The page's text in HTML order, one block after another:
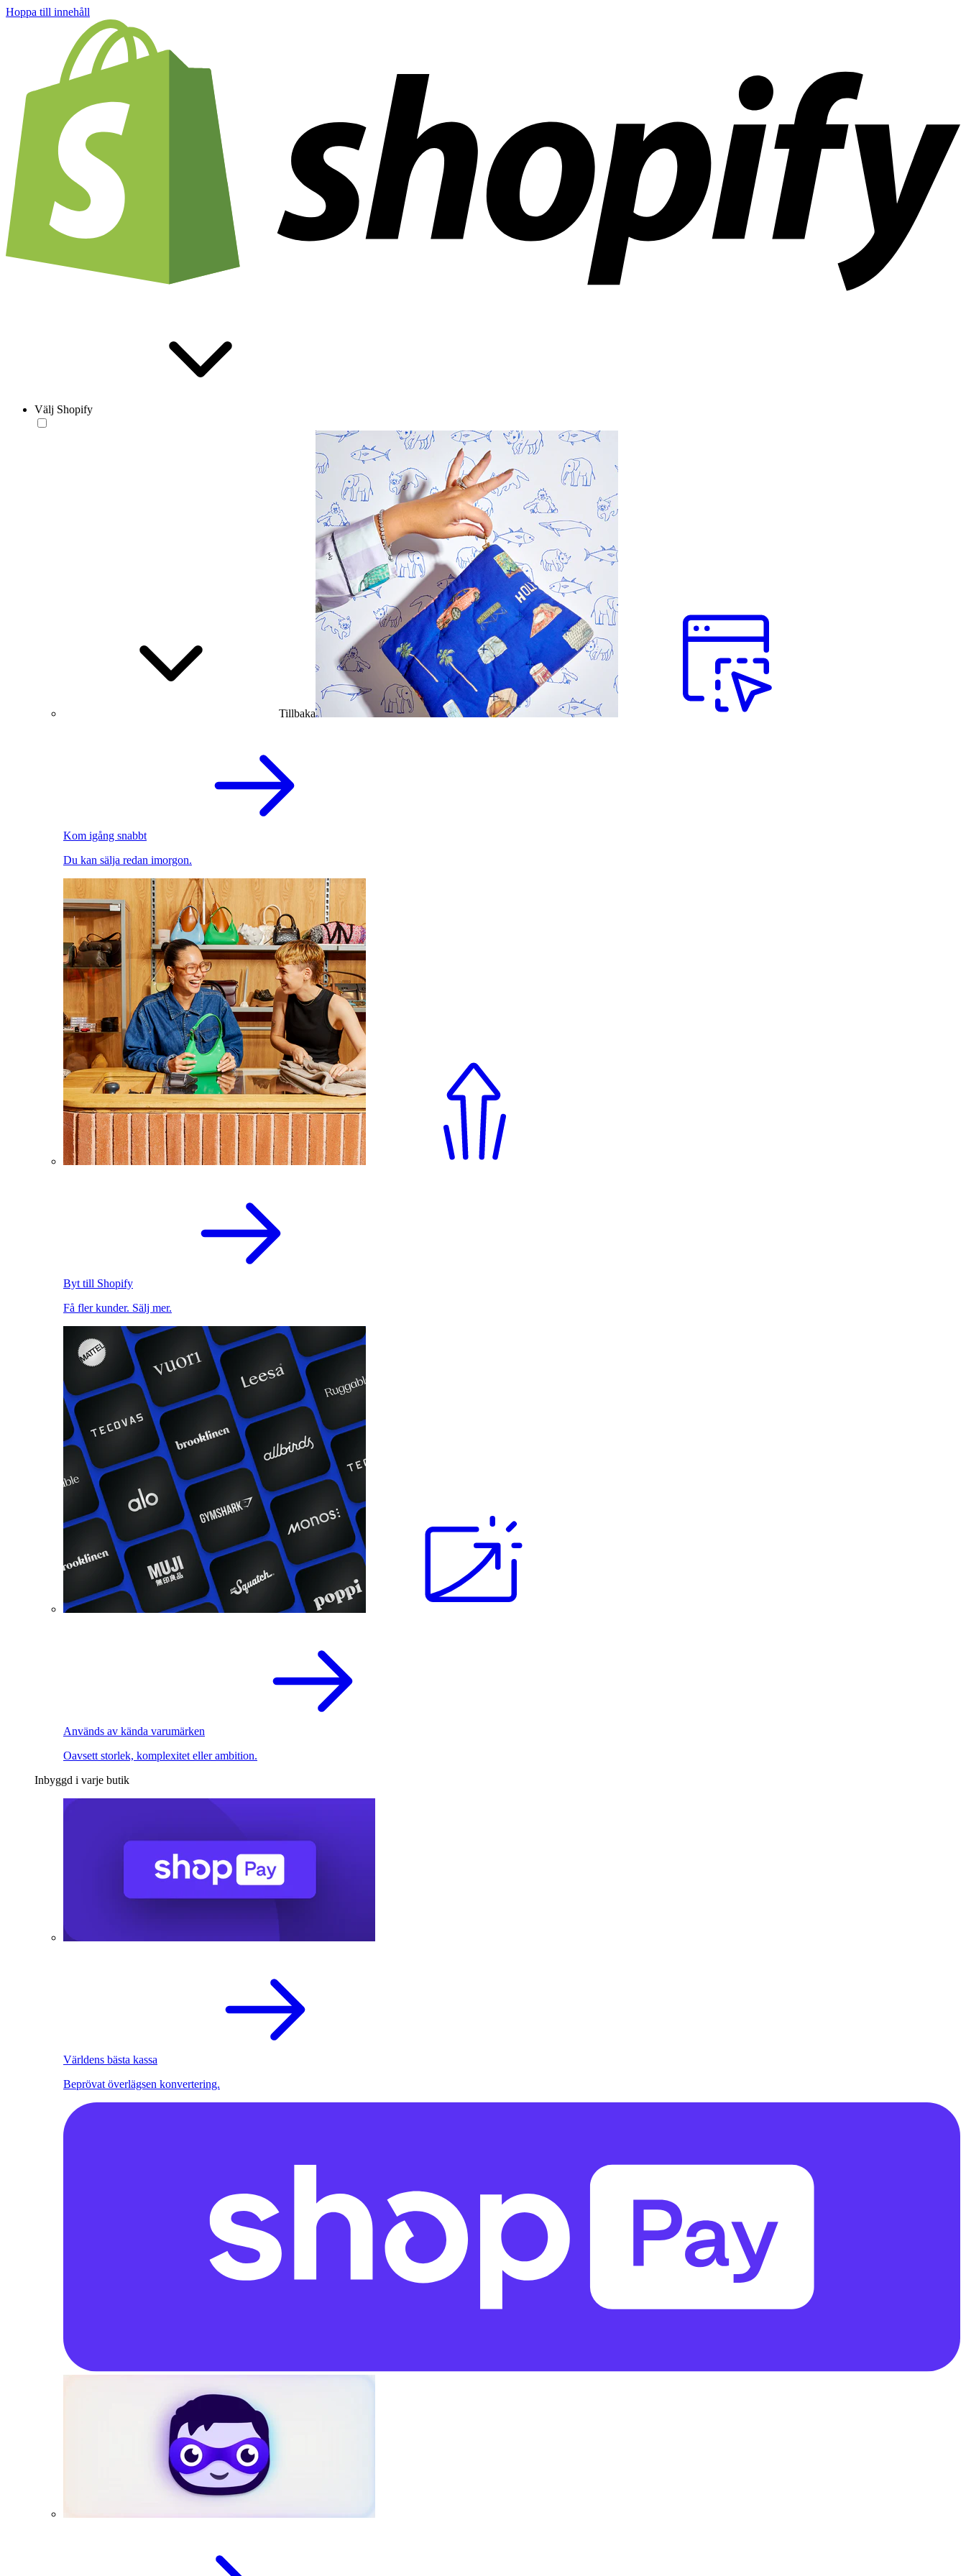
Hoppa till innehåll
Välj Shopify
Tillbaka
Kom igång snabbt
Du kan sälja redan imorgon.
Byt till Shopify
Få fler kunder. Sälj mer.
Används av kända varumärken
Oavsett storlek, komplexitet eller ambition.
Inbyggd i varje butik
Världens bästa kassa
Beprövat överlägsen konvertering.